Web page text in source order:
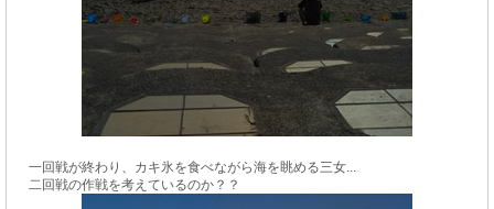
一回戦が終わり、カキ氷を食べながら海を眺める三女...
二回戦の作戦を考えているのか？？